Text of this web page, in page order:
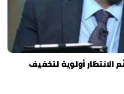
الانتظار أولوية لتخفيف